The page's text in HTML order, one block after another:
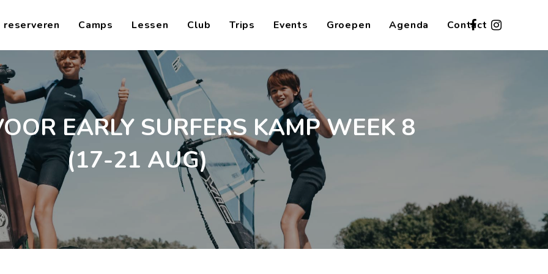
reserveren Camps Lessen Club Trips Events Groepen Agenda Contact
EARLY SURFERS KAMP WEEK 8
(17-21 AUG)